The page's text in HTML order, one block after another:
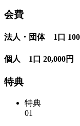
会費
法人・団体 1口
個人 1口 20,000円
特典
特典
01